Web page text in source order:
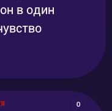
в один
0